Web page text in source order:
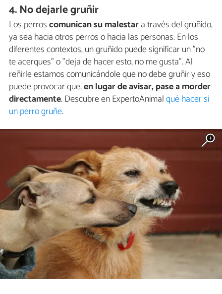
4. No dejarle gruñir
Los perroscomunican su malestara través del gruñido,
ya sea hacia otros perros o hacia las personas. En los
diferentes contextos, un gruñido puede significar un "no
te acerques" o "deja de hacer esto, no me gusta". Al
reñirle estamos comunicándole que no debe gruñir y eso
puede provocar que,en lugar de avisar, pase a morder
directamente. Descubre en ExpertoAnimalqué hacer si
un perro gruñe.